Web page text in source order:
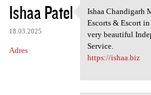
Ishaa Patel
18.03.2025
Adres
Ishaa
Ishaa Chandigarh
Escorts & Escort
very beautiful
Service.
https://ishaa.biz